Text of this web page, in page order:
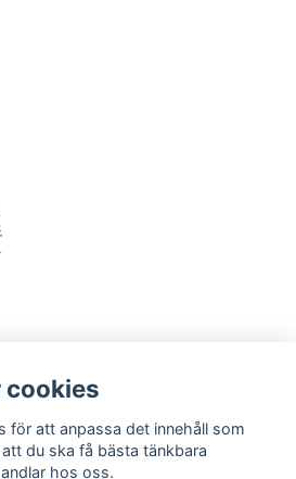
cookies
för att anpassa det innehåll som
du ska få bästa tänkbara
hos oss.